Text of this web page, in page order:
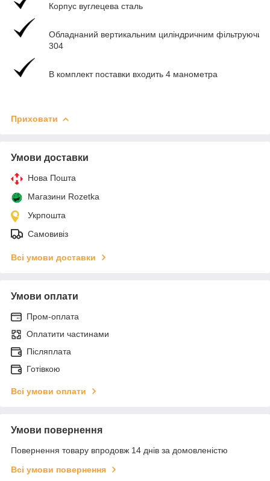
Корпус вуглецева сталь
Обладнаний вертикальним циліндричним фільтруючим
304
В комплект поставки входить 4 манометра
Приховати
Умови доставки
Нова Пошта
Магазини Rozetka
Укрпошта
Самовивіз
Всі умови доставки
Умови оплати
Пром-оплата
Оплатити частинами
Післяплата
Готівкою
Всі умови оплати
Умови повернення
Повернення товару впродовж 14 днів за домовленістю
Всі умови повернення